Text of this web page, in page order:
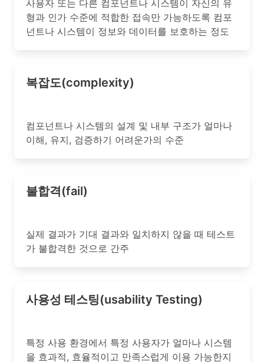
사용자 또는 다른 컴포넌트나 시스템이 자신의 유
형과 인가 수준에 적합한 접속만 가능하도록 컴포
넌트나 시스템이 정보와 데이터를 보호하는 정도
복잡도(complexity)
컴포넌트나 시스템의 설계 및 내부 구조가 얼마나
이해, 유지, 검증하기 어려운가의 수준
불합격(fail)
실제 결과가 기대 결과와 일치하지 않을 때 테스트
가 불합격한 것으로 간주
사용성 테스팅(usability Testing)
특정 사용 환경에서 특정 사용자가 얼마나 시스템
을 효과적, 효율적이고 만족스럽게 이용 가능한지